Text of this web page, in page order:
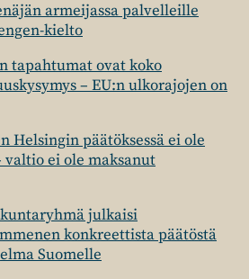
armeijassa palvelleille
kielto
tapahtumat ovat koko
– EU:n ulkorajojen on
Helsingin päätöksessä ei ole
valtio ei ole maksanut
julkaisi
konkreettista päätöstä
Suomelle